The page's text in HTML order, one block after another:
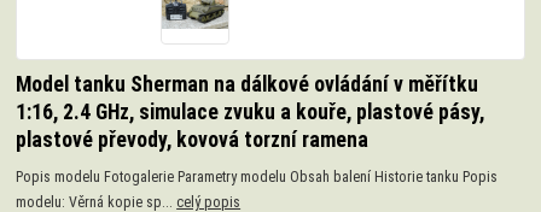
Model tanku Sherman na dálkové ovládání v měřítku
1:16, 2.4 GHz, simulace zvuku a kouře, plastové pásy,
plastové převody, kovová torzní ramena
Popis modelu Fotogalerie Parametry modelu Obsah balení Historie tanku Popis
modelu: Věrná kopie sp... celý popis